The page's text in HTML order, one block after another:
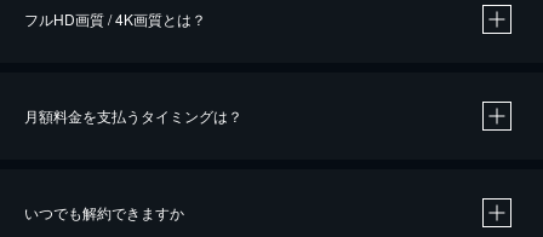
※40％ポイント還元の対象は、クレジットカード決済による作品の購入 / レンタルです。
iOSアプリのUコイン決済による作品の購入 / レンタルは、20％のポイント還元です。
フルHD画質 / 4K画質とは？
月額料金を支払うタイミングは？
いつでも解約できますか